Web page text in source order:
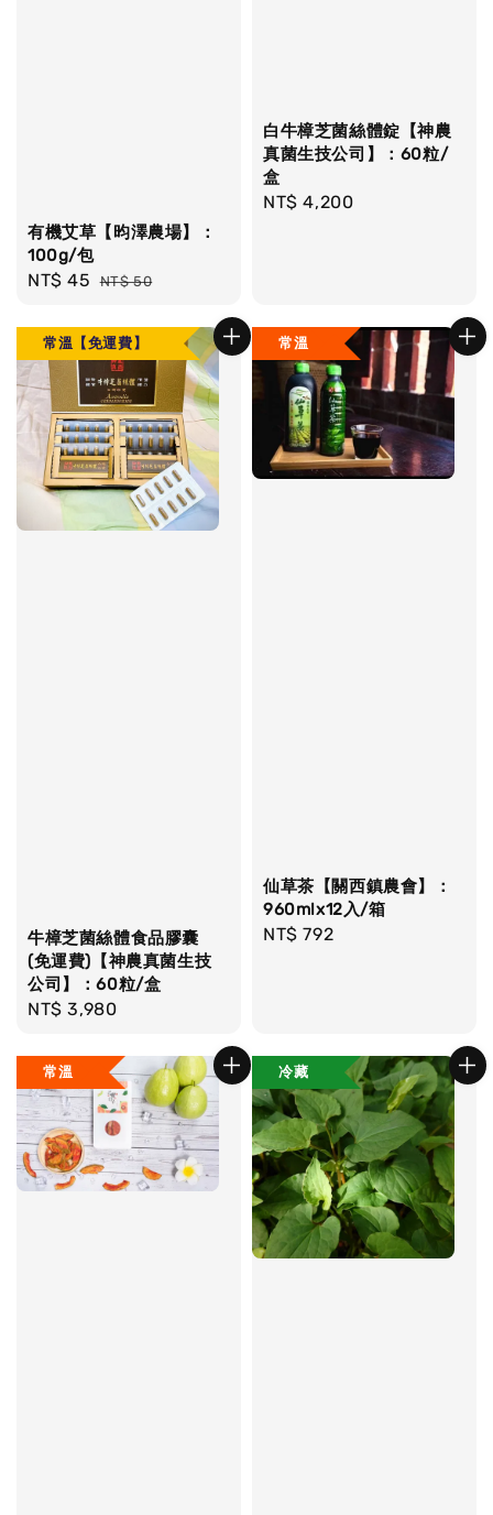
有機艾草【昀澤農場】：
100g/包
Sale
NT$ 45 Regular
NT$ 50
白牛樟芝菌絲體錠【神農
真菌生技公司】：60粒/
盒
Regular
NT$ 4,200
常溫【免運費】
牛樟芝菌絲體食品膠囊
(免運費)【神農真菌生技
公司】：60粒/盒
Regular
NT$ 3,980
常溫
仙草茶【關西鎮農會】：
960mlx12入/箱
Regular
NT$ 792
常溫 冷藏